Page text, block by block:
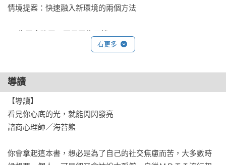
情境提案：快速融入新環境的兩個方法
04 你不會聊天，不是因為口拙
為什麼我總是不知道說什麼
主動式聊天：說你所喜歡的
關鍵字：寒暄〡興趣
我不說話，是因為我更願意聽你說
關鍵字：積極回應 傾聽 五○%原則
冷場也沒關係
情境提案：
看更多
導讀
【導讀】
看見你心底的光，就能閃閃發亮
諮商心理師／海苔熊
你會拿起這本書，想必是為了自己的社交焦慮而苦，大多數時